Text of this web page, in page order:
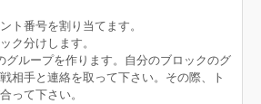
ト番号を割り当てます。
ク分けします。
グループを作ります。自分のブロックのグ
相手と連絡を取って下さい。その際、ト
って下さい。